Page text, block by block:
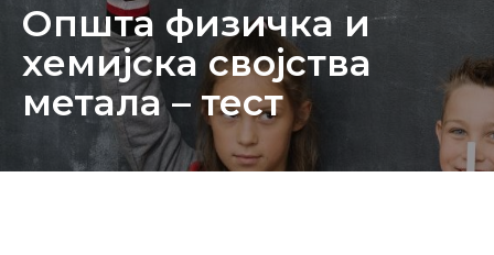
Општа физичка и
хемијска својства
метала – тест